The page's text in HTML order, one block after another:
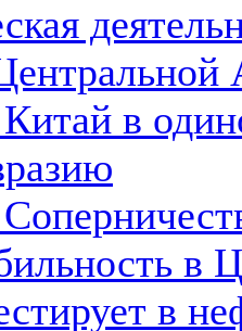
в
в
в